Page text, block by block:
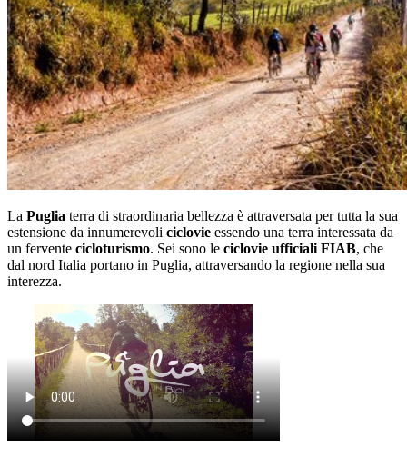
La Puglia terra di straordinaria bellezza è attraversata per tutta la sua
estensione da innumerevoli ciclovie essendo una terra interessata da
un fervente cicloturismo. Sei sono le ciclovie ufficiali FIAB, che
dal nord Italia portano in Puglia, attraversando la regione nella sua
interezza.